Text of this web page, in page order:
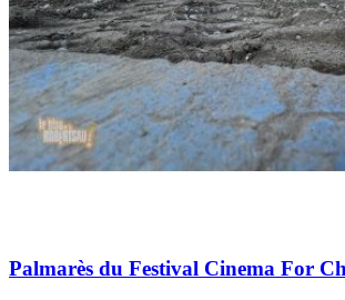
Palmarès du Festival Cinema For